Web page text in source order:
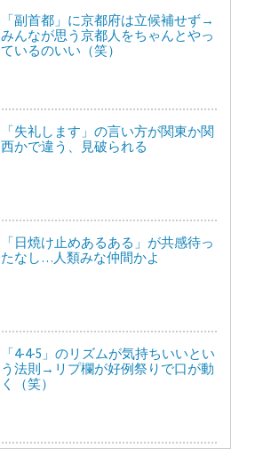
「副首都」に京都府は立候補せず→
みんなが思う京都人をちゃんとやっ
ているのいい（笑）
「失礼します」の言い方が関東か関
西かで違う、見破られる
「日焼け止めあるある」が共感待っ
たなし…人類みな仲間かよ
「4-4-5」のリズムが気持ちいいとい
う法則→リプ欄が好例祭りで口が動
く（笑）